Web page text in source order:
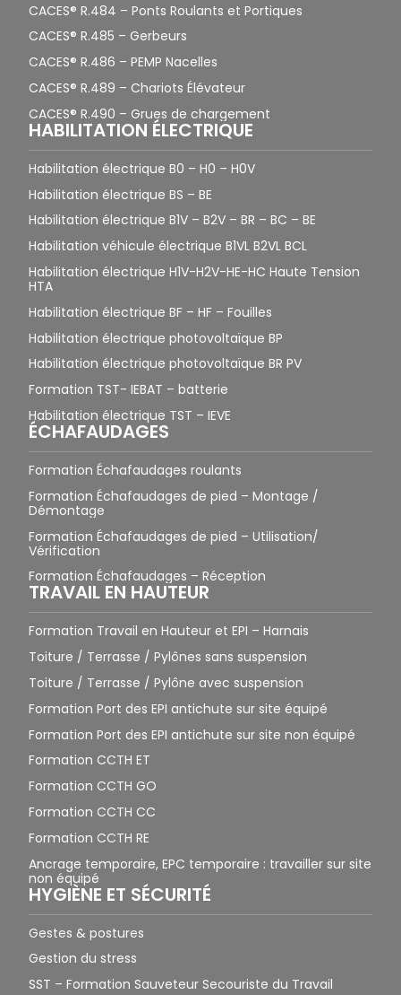
CACES® R.484 – Ponts Roulants et Portiques
CACES® R.485 – Gerbeurs
CACES® R.486 – PEMP Nacelles
CACES® R.489 – Chariots Élévateur
CACES® R.490 – Grues de chargement
HABILITATION ÉLECTRIQUE
Habilitation électrique B0 – H0 – H0V
Habilitation électrique BS – BE
Habilitation électrique B1V – B2V – BR – BC – BE
Habilitation véhicule électrique B1VL B2VL BCL
Habilitation électrique H1V-H2V-HE-HC Haute Tension
HTA
Habilitation électrique BF – HF – Fouilles
Habilitation électrique photovoltaïque BP
Habilitation électrique photovoltaïque BR PV
Formation TST- IEBAT – batterie
Habilitation électrique TST – IEVE
ÉCHAFAUDAGES
Formation Échafaudages roulants
Formation Échafaudages de pied – Montage /
Démontage
Formation Échafaudages de pied – Utilisation/
Vérification
Formation Échafaudages – Réception
TRAVAIL EN HAUTEUR
Formation Travail en Hauteur et EPI – Harnais
Toiture / Terrasse / Pylônes sans suspension
Toiture / Terrasse / Pylône avec suspension
Formation Port des EPI antichute sur site équipé
Formation Port des EPI antichute sur site non équipé
Formation CCTH ET
Formation CCTH GO
Formation CCTH CC
Formation CCTH RE
Ancrage temporaire, EPC temporaire : travailler sur site
non équipé
HYGIÈNE ET SÉCURITÉ
Gestes & postures
Gestion du stress
SST – Formation Sauveteur Secouriste du Travail